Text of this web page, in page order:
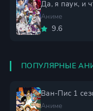
Да, я паук, и
Аниме
9.6
ПОПУЛЯРНЫЕ
Ван-Пис 1
Аниме